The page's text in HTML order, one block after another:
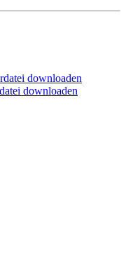
downloaden
downloaden